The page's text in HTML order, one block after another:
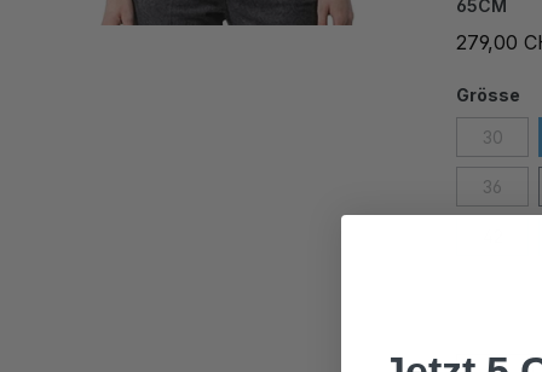
65CM
279,00
Grösse
30
36